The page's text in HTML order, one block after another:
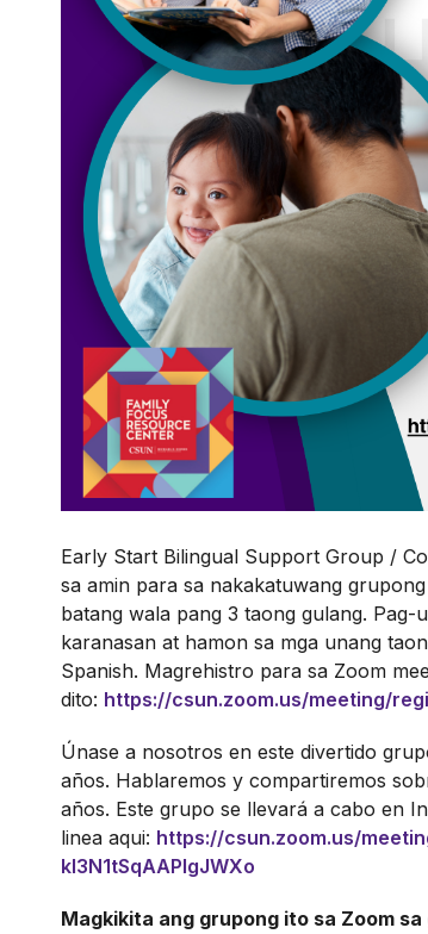
Early Start Bilingual Support Group /
sa amin para sa nakakatuwang
batang wala pang 3 taong gulang. Pag-
karanasan at hamon sa mga unang
Spanish. Magrehistro para sa Zoom
dito: https://csun.zoom.us/meeting/
Únase a nosotros en este divertido
años. Hablaremos y compartiremos
años. Este grupo se llevará a cabo en
linea aqui: https://csun.zoom.us/
kl3N1tSqAAPlgJWXo
Magkikita ang grupong ito sa Zoom